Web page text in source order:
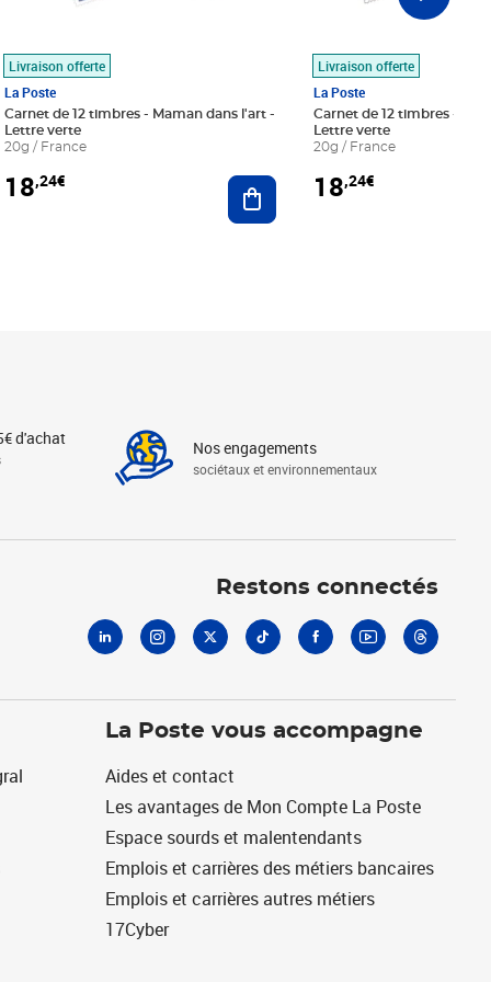
au panier
Livraison offerte
La Poste
Carnet de 12 timbres - Maman dans l'art -
Lettre verte
20g / France
18,24€ Ajouter au panier
Livraison offerte
La Poste
Carnet de 12 timbres - Le
Lettre verte
20g / France
18,24€
d'achat Nos engagements
sociétaux et environnementaux
Restons connectés
La Poste vous accompagne
Aides et contact
Les avantages de Mon Compte La Poste
Espace sourds et malentendants
Emplois et carrières des métiers bancaires
Emplois et carrières autres métiers
17Cyber